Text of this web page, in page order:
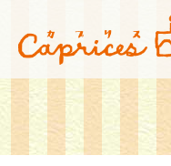
菓子工房カプ
広島市安佐北区にある玖村駅